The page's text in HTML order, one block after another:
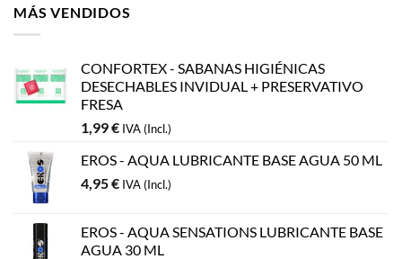
MÁS VENDIDOS
CONFORTEX - SABANAS HIGIÉNICAS
DESECHABLES INVIDUAL + PRESERVATIVO
FRESA
1,99€ IVA (Incl.)
EROS - AQUA LUBRICANTE BASE AGUA 50 ML
4,95€ IVA (Incl.)
EROS - AQUA SENSATIONS LUBRICANTE BASE
AGUA 30 ML